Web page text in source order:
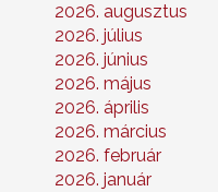
2026. augusztus
2026. július
2026. június
2026. május
2026. április
2026. március
2026. február
2026. január